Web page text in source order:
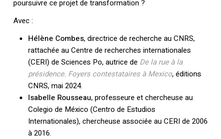
poursuivre ce projet de transformation ?
Avec :
Hélène Combes, directrice de recherche au CNRS,
rattachée au Centre de recherches internationales
(CERI) de Sciences Po, autrice de De la rue à la
présidence. Foyers contestataires à Mexico, éditions
CNRS, mai 2024.
Isabelle Rousseau, professeure et chercheuse au
Colegio de México (Centro de Estudios
Internationales), chercheuse associée au CERI de 2006
à 2016.